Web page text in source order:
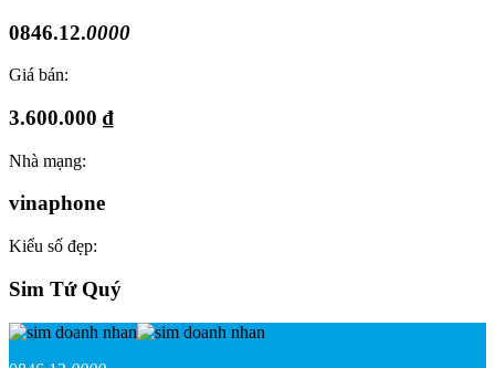
0846.12.0000
Giá bán:
3.600.000 ₫
Nhà mạng:
vinaphone
Kiểu số đẹp:
Sim Tứ Quý